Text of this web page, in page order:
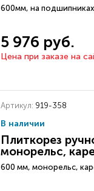
600мм, на
5 976 руб.
Цена при заказе на
Артикул: 919-358
В наличии
Плиткорез
монорельс,
600 мм, монорельс,